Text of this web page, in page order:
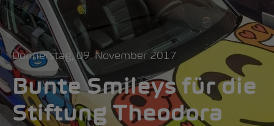
Donnerstag, 09. November 2017
Bunte Smileys für die
Stiftung Theodora